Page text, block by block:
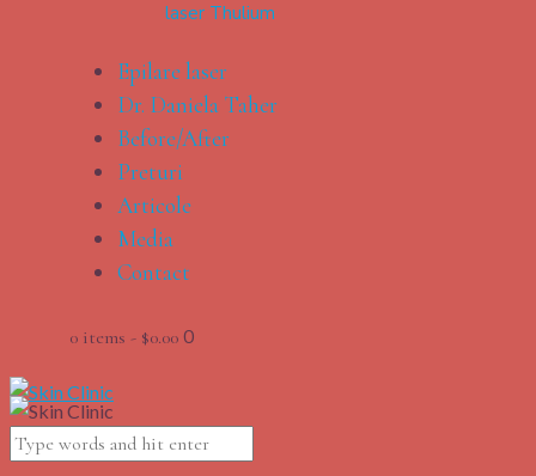
laser Thulium
Epilare laser
Dr. Daniela Taher
Before/After
Preturi
Articole
Media
Contact
0 items - $0.00 0